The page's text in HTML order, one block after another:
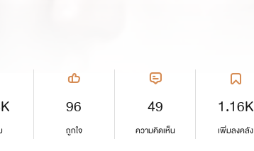
96
ถูกใจ
49
ความคิดเห็น
1.16K
เพิ่มลงคลัง